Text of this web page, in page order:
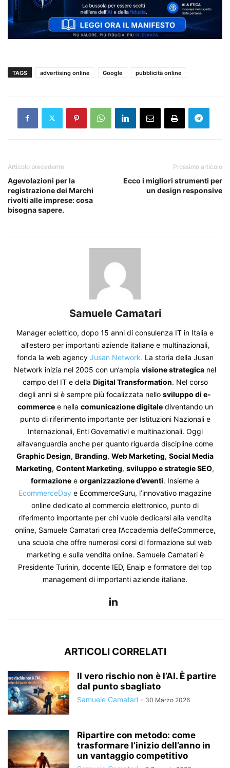
TAGS advertising online Google pubblicità online
Articolo precedente
Agevolazioni per la
registrazione dei Marchi
rivolti alle imprese: cosa
bisogna sapere.
Prossimo articolo
Ecco i migliori strumenti per
un design responsive
Samuele Camatari
Manager eclettico, dopo 15 anni di consulenza IT in Italia e
all’estero per importanti aziende italiane e multinazionali,
fonda la web agency Jusan Network. La storia della Jusan
Network inizia nel 2005 con un’ampia visione strategica nel
campo del IT e della Digital Transformation. Nel corso
degli anni si è sempre più focalizzata nello sviluppo di e-
commercee nella comunicazione digitalediventando un
punto di riferimento importante per Istituzioni Nazionali e
Internazionali, Enti Governativi e multinazionali. Oggi
all’avanguardia anche per quanto riguarda discipline come
Graphic Design, Branding, Web Marketing, Social Media
Marketing, Content Marketing, sviluppo e strategie SEO,
formazione e organizzazione d’eventi. Insieme a
EcommerceDay e EcommerceGuru, l’innovativo magazine
online dedicato al commercio elettronico, punto di
riferimento importante per chi vuole dedicarsi alla vendita
online, Samuele Camatari crea l’Accademia dell’eCommerce,
una scuola che offre numerosi corsi di formazione sul web
marketing e sulla vendita online. Samuele Camatari è
Presidente Turinin, docente IED, Enaip e formatore del top
management di importanti aziende italiane.
ARTICOLI CORRELATI
Il vero rischio non è l’AI. È partire
dal punto sbagliato
Samuele Camatari - 30 Marzo 2026
Ripartire con metodo: come
trasformare l’inizio dell’anno in
un vantaggio competitivo